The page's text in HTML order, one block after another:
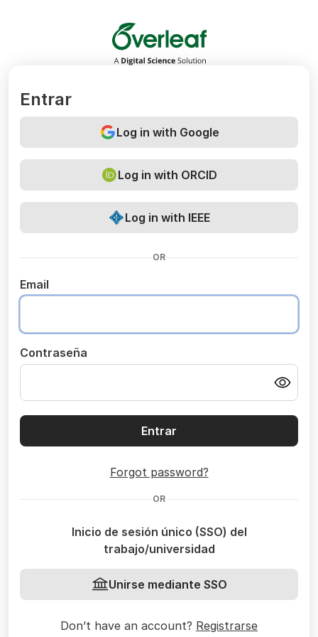
Overleaf
Entrar
Log in with Google
Log in with ORCID
Log in with IEEE
OR
Email
Contraseña
Entrar
Forgot password?
OR
Inicio de sesión único (SSO) del
trabajo/universidad
Unirse mediante SSO
Don’t have an account? Registrarse